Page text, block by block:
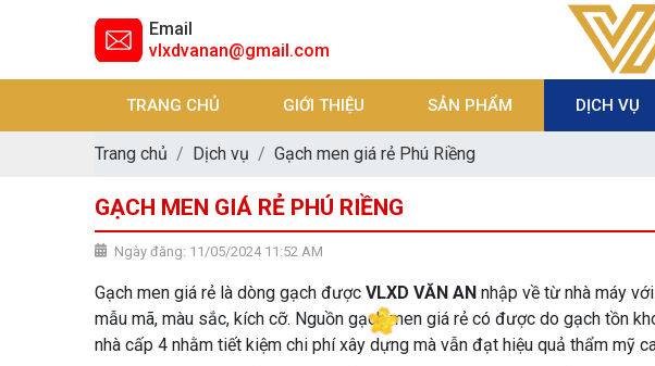
Email
vlxdvanan@gmail.com
TRANG CHỦ GIỚI THIỆU SẢN PHẨM DỊCH VỤ
Trang chủ Dịch vụ Gạch men giá rẻ Phú Riềng
GẠCH MEN GIÁ RẺ PHÚ RIỀNG
Ngày đăng: 11/05/2024 11:52 AM
Gạch men giá rẻ là dòng gạch được VLXD VĂN AN nhập về từ nhà máy
mẫu mã, màu sắc, kích cỡ. Nguồn gạch men giá rẻ có được do gạch tồn
nhà cấp 4 nhằm tiết kiệm chi phí xây dựng mà vẫn đạt hiệu quả thẩm mỹ